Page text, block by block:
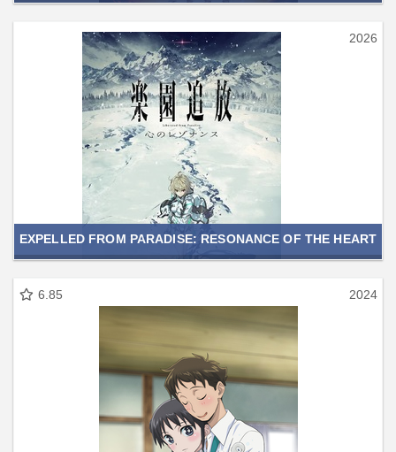
2026
EXPELLED FROM PARADISE: RESONANCE OF THE HEART
6.85 2024